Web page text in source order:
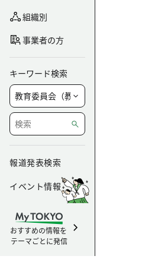
組織別
事業者の方
キーワード検索
報道発表検索
イベント情報
おすすめの情報を
テーマごとに発信